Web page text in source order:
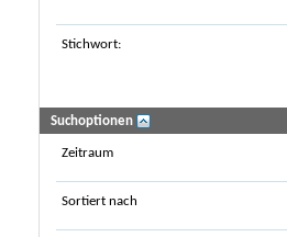
Stichwort:
Suchoptionen
Zeitraum
Sortiert nach